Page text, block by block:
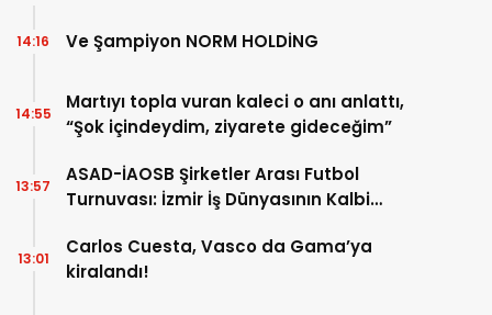
Ve Şampiyon NORM HOLDİNG
14:16
Martıyı topla vuran kaleci o anı anlattı,
“Şok içindeydim, ziyarete gideceğim”
14:55
ASAD-İAOSB Şirketler Arası Futbol
Turnuvası: İzmir İş Dünyasının Kalbi
13:57
Carlos Cuesta, Vasco da Gama’ya
kiralandı!
13:01